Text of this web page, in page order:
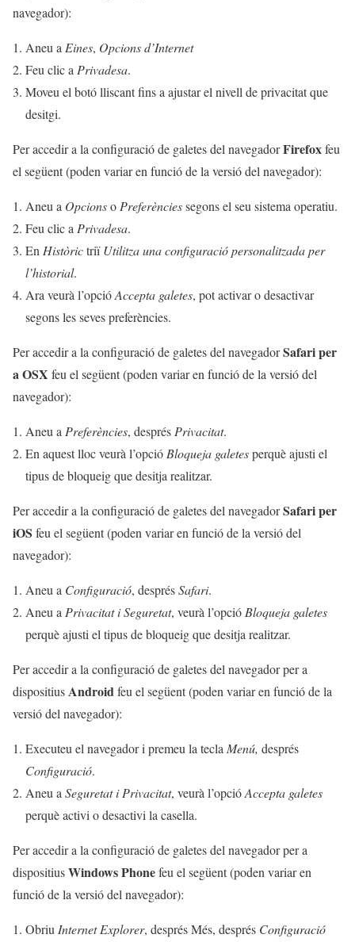
navegador):
Aneu a Eines, Opcions d’Internet
Feu clic a Privadesa.
Moveu el botó lliscant fins a ajustar el nivell de privacitat que
desitgi.
Per accedir a la configuració de galetes del navegadorFirefoxfeu
el següent (poden variar en funció de la versió del navegador):
Aneu a Opcionso Preferènciessegons el seu sistema operatiu.
Feu clic a Privadesa.
En HistòrictriïUtilitza una configuració personalitzada per
l’historial.
Ara veurà l’opcióAccepta galetes, pot activar o desactivar
segons les seves preferències.
Per accedir a la configuració de galetes del navegadorSafari per
a OSX feu el següent (poden variar en funció de la versió del
navegador):
Aneu a Preferències, després Privacitat.
En aquest lloc veurà l’opció Bloqueja galetesperquè ajusti el
tipus de bloqueig que desitja realitzar.
Per accedir a la configuració de galetes del navegadorSafari per
iOS feu el següent (poden variar en funció de la versió del
navegador):
Aneu a Configuració, desprésSafari.
Aneu a Privacitat i Seguretat, veurà l’opció Bloqueja galetes
perquè ajusti el tipus de bloqueig que desitja realitzar.
Per accedir a la configuració de galetes del navegador per a
dispositius Android feu el següent (poden variar en funció de la
versió del navegador):
Executeu el navegador i premeu la tecla Menú, després
Configuració.
Aneu a Seguretat i Privacitat, veurà l’opcióAccepta galetes
perquè activi o desactivi la casella.
Per accedir a la configuració de galetes del navegador per a
dispositiusWindows Phonefeu el següent (poden variar en
funció de la versió del navegador):
Obriu Internet Explorer, després Més, després Configuració